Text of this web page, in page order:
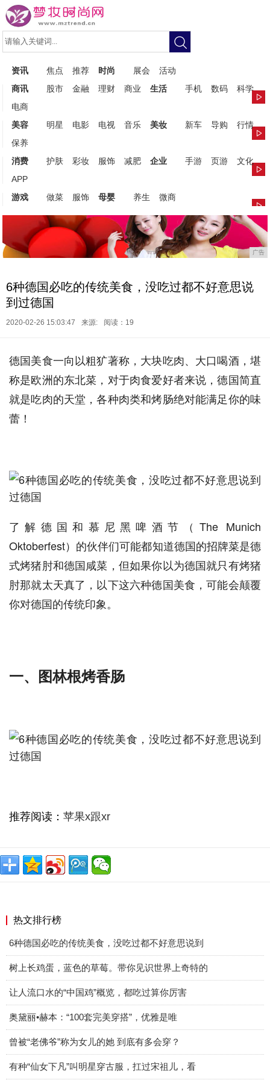
资讯 焦点 推荐 时尚 展会
活动
商讯
股市 金融 理财 商业 生活 手机 数码
科学
电商
美容
明星 电影 电视 音乐 美妆 新车 导购
行情
保养
消费
护肤 彩妆 服饰 减肥 企业 手游 页游
文化
APP
游戏
做菜 服饰 母婴 养生 微商
广告
6种德国必吃的传统美食，没吃过都不好意思说
到过德国
2020-02-26 15:03:47 来源: 阅读：19
德国美食一向以粗犷著称，大块吃肉、大口喝酒，堪
称是欧洲的东北菜，对于肉食爱好者来说，德国简直
就是吃肉的天堂，各种肉类和烤肠绝对能满足你的味
蕾！
了解德国和慕尼黑啤酒节（The Munich
Oktoberfest）的伙伴们可能都知道德国的招牌菜是德
式烤猪肘和德国咸菜，但如果你以为德国就只有烤猪
肘那就太天真了，以下这六种德国美食，可能会颠覆
你对德国的传统印象。
一、图林根烤香肠
推荐阅读： 苹果x跟xr
热文排行榜
6种德国必吃的传统美食，没吃过都不好意思说到
树上长鸡蛋，蓝色的草莓。带你见识世界上奇特的
让人流口水的“中国鸡”概览，都吃过算你厉害
奥黛丽•赫本：“100套完美穿搭”，优雅是唯
曾被“老佛爷”称为女儿的她 到底有多会穿？
有种“仙女下凡”叫明星穿古服，扛过宋祖儿，看